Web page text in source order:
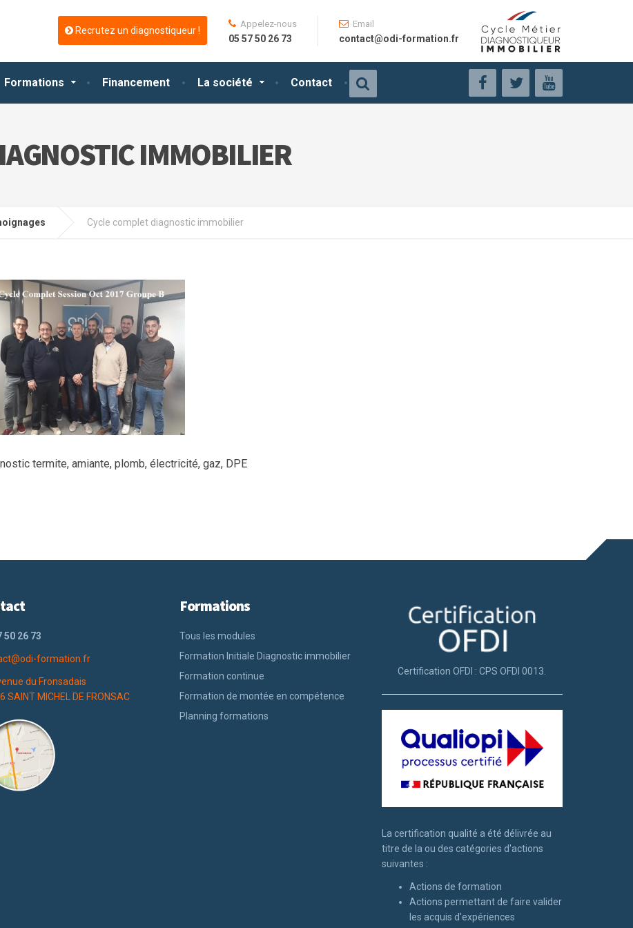
Formations Financement La société Contact
Recrutez un diagnostiqueur !
Appelez-nous
05 57 50 26 73
Email
contact@odi-formation.fr
IMMOBILIER
Cycle complet diagnostic immobilier
termite, amiante, plomb, électricité, gaz, DPE
50 26 73
formation.fr
du Fronsadais
SAINT MICHEL DE FRONSAC
Formations
Tous les modules
Formation Initiale Diagnostic immobilier
Formation continue
Formation de montée en compétence
Planning formations
Certification OFDI : CPS OFDI 0013.
La certification qualité a été délivrée au
titre de la ou des catégories d'actions
suivantes :
Actions de formation
Actions permettant de faire valider
les acquis d'expériences